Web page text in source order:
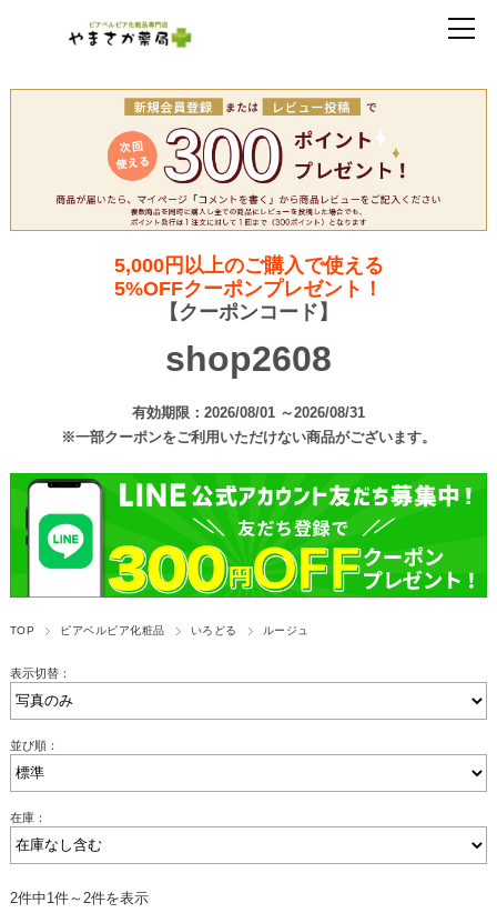
5,000円以上のご購入で使える
5%OFFクーポンプレゼント！
【クーポンコード】
shop2608
有効期限：2026/08/01 ～2026/08/31
※一部クーポンをご利用いただけない商品がございます。
TOP ピアベルピア化粧品 いろどる ルージュ
表示切替：
並び順：
在庫：
2件中1件～2件を表示